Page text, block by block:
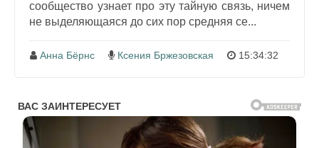
сообщество узнает про эту тайную связь, ничем
не выделяющаяся до сих пор средняя се...
Анна Бёрнс Ксения Бржезовская 15:34:32